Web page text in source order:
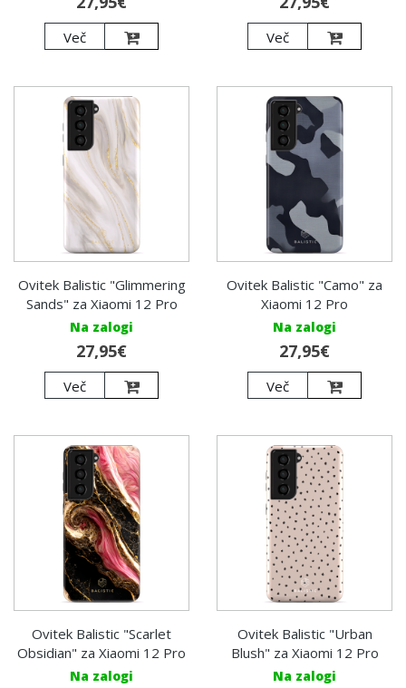
Več Več
Ovitek Balistic "Glimmering
Sands" za Xiaomi 12 Pro
Na zalogi
27,95€
Več
Ovitek Balistic "Camo" za
Xiaomi 12 Pro
Na zalogi
27,95€
Več
Ovitek Balistic "Scarlet
Obsidian" za Xiaomi 12 Pro
Na zalogi
Ovitek Balistic "Urban
Blush" za Xiaomi 12 Pro
Na zalogi